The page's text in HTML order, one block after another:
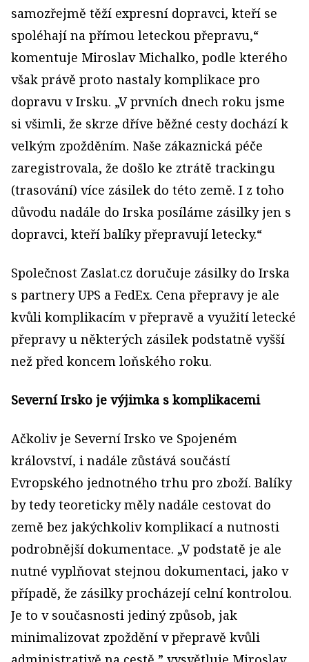
samozřejmě těží expresní dopravci, kteří se
spoléhají na přímou leteckou přepravu,“
komentuje Miroslav Michalko, podle kterého
však právě proto nastaly komplikace pro
dopravu v Irsku. „V prvních dnech roku jsme
si všimli, že skrze dříve běžné cesty dochází k
velkým zpožděním. Naše zákaznická péče
zaregistrovala, že došlo ke ztrátě trackingu
(trasování) více zásilek do této země. I z toho
důvodu nadále do Irska posíláme zásilky jen s
dopravci, kteří balíky přepravují letecky.“
Společnost Zaslat.cz doručuje zásilky do Irska
s partnery UPS a FedEx. Cena přepravy je ale
kvůli komplikacím v přepravě a využití letecké
přepravy u některých zásilek podstatně vyšší
než před koncem loňského roku.
Severní Irsko je výjimka s komplikacemi
Ačkoliv je Severní Irsko ve Spojeném
království, i nadále zůstává součástí
Evropského jednotného trhu pro zboží. Balíky
by tedy teoreticky měly nadále cestovat do
země bez jakýchkoliv komplikací a nutnosti
podrobnější dokumentace. „V podstatě je ale
nutné vyplňovat stejnou dokumentaci, jako v
případě, že zásilky procházejí celní kontrolou.
Je to v současnosti jediný způsob, jak
minimalizovat zpoždění v přepravě kvůli